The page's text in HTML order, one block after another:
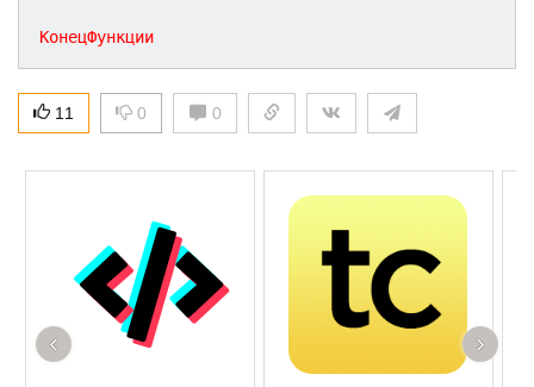
КонецФункции
11 0 0
‹ ›